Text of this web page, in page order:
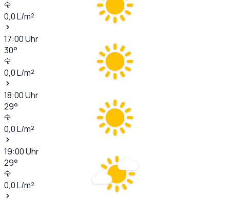
0,0L/m²
17:00Uhr
30°
0,0L/m²
18:00Uhr
29°
0,0L/m²
19:00Uhr
29°
0,0L/m²